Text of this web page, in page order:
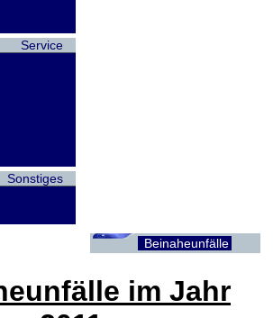
Service
Sonstiges
Beinaheunfälle
im Jahr